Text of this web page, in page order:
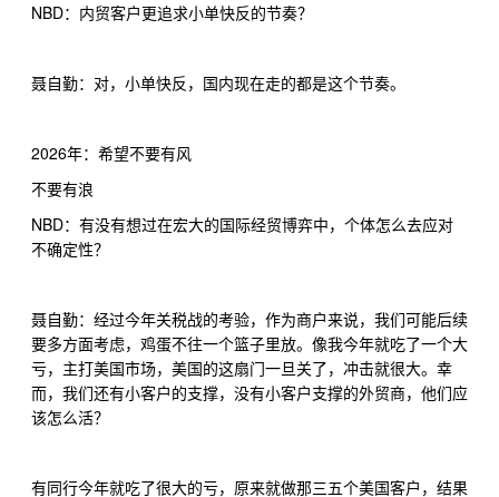
NBD：内贸客户更追求小单快反的节奏？
聂自勤：对，小单快反，国内现在走的都是这个节奏。
2026年：希望不要有风
不要有浪
NBD：有没有想过在宏大的国际经贸博弈中，个体怎么去应对
不确定性？
聂自勤：经过今年关税战的考验，作为商户来说，我们可能后续
要多方面考虑，鸡蛋不往一个篮子里放。像我今年就吃了一个大
亏，主打美国市场，美国的这扇门一旦关了，冲击就很大。幸
而，我们还有小客户的支撑，没有小客户支撑的外贸商，他们应
该怎么活？
有同行今年就吃了很大的亏，原来就做那三五个美国客户，结果